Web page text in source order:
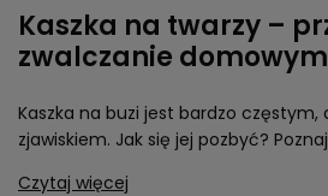
Kaszka na twarzy –
zwalczanie
Kaszka na buzi jest bardzo
zjawiskiem. Jak się jej pozbyć?
Czytaj więcej